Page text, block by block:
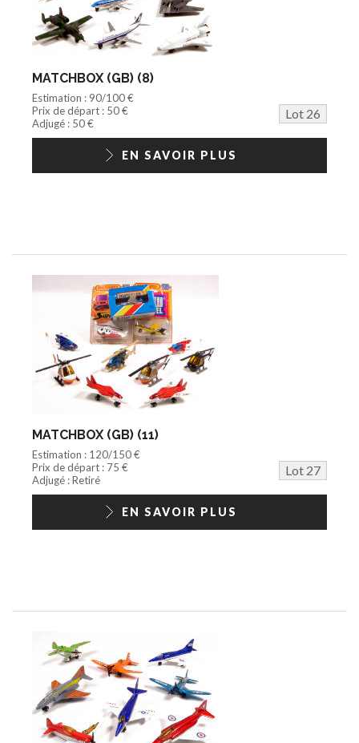
MATCHBOX (GB) (8)
Estimation : 90/100 €
Prix de départ : 50 €
Lot 26
Adjugé : 50 €
EN SAVOIR PLUS
MATCHBOX (GB) (11)
Estimation : 120/150 €
Prix de départ : 75 €
Lot 27
Adjugé : Retiré
EN SAVOIR PLUS